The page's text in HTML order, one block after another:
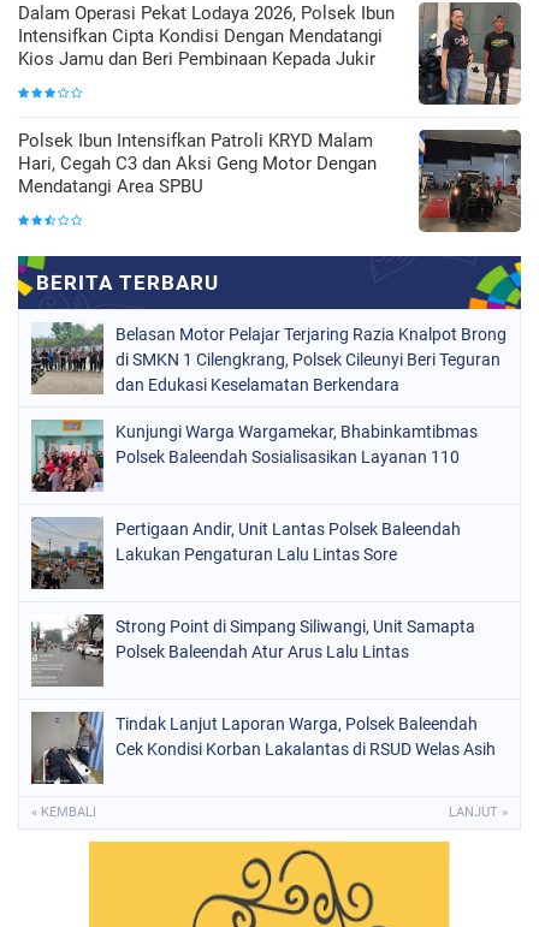
Dalam Operasi Pekat Lodaya 2026, Polsek Ibun
Intensifkan Cipta Kondisi Dengan Mendatangi
Kios Jamu dan Beri Pembinaan Kepada Jukir
Polsek Ibun Intensifkan Patroli KRYD Malam
Hari, Cegah C3 dan Aksi Geng Motor Dengan
Mendatangi Area SPBU
Belasan Motor Pelajar Terjaring Razia Knalpot Brong
di SMKN 1 Cilengkrang, Polsek Cileunyi Beri Teguran
dan Edukasi Keselamatan Berkendara
Kunjungi Warga Wargamekar, Bhabinkamtibmas
Polsek Baleendah Sosialisasikan Layanan 110
Pertigaan Andir, Unit Lantas Polsek Baleendah
Lakukan Pengaturan Lalu Lintas Sore
Strong Point di Simpang Siliwangi, Unit Samapta
Polsek Baleendah Atur Arus Lalu Lintas
Tindak Lanjut Laporan Warga, Polsek Baleendah
Cek Kondisi Korban Lakalantas di RSUD Welas Asih
« KEMBALI LANJUT »